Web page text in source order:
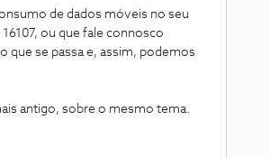
de dados móveis no seu
ou que fale connosco
que se passa e, assim, podemos
antigo, sobre o mesmo tema.